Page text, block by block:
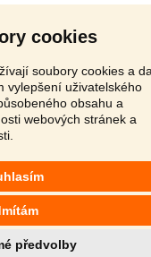
cookies
soubory cookies a
vylepšení uživatelského
obsahu a
webových stránek a
předvolby